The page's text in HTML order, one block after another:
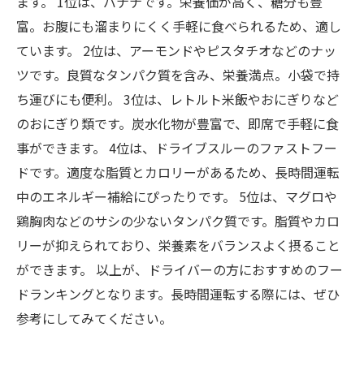
富。お腹にも溜まりにくく手軽に食べられるため、適し
ています。 2位は、アーモンドやピスタチオなどのナッ
ツです。良質なタンパク質を含み、栄養満点。小袋で持
ち運びにも便利。 3位は、レトルト米飯やおにぎりなど
のおにぎり類です。炭水化物が豊富で、即席で手軽に食
事ができます。 4位は、ドライブスルーのファストフー
ドです。適度な脂質とカロリーがあるため、長時間運転
中のエネルギー補給にぴったりです。 5位は、マグロや
鶏胸肉などのサシの少ないタンパク質です。脂質やカロ
リーが抑えられており、栄養素をバランスよく摂ること
ができます。 以上が、ドライバーの方におすすめのフー
ドランキングとなります。長時間運転する際には、ぜひ
参考にしてみてください。